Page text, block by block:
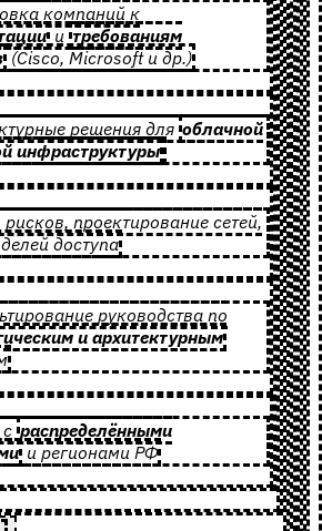
компаний к
и требованиям
(Cisco, Microsoft и др.)
решения для облачной
инфраструктуры
проектирование сетей,
доступа
руководства по
и архитектурным
распределёнными
и регионами РФ